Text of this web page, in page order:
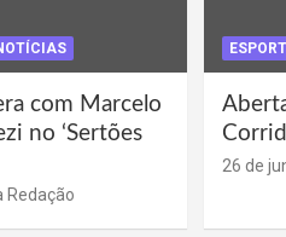
com Marcelo
no ‘Sertões
Redação
26 de